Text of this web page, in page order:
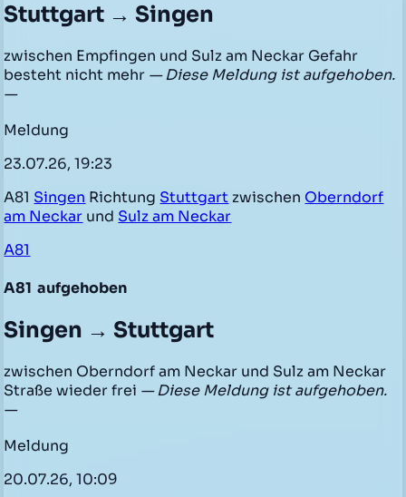
Stuttgart → Singen
zwischen Empfingen und Sulz am Neckar Gefahr
besteht nicht mehr — Diese Meldung ist aufgehoben.
—
Meldung
23.07.26, 19:23
A81 Singen Richtung Stuttgart zwischen Oberndorf
am Neckar und Sulz am Neckar
A81
A81 aufgehoben
Singen → Stuttgart
zwischen Oberndorf am Neckar und Sulz am Neckar
Straße wieder frei — Diese Meldung ist aufgehoben.
—
Meldung
20.07.26, 10:09